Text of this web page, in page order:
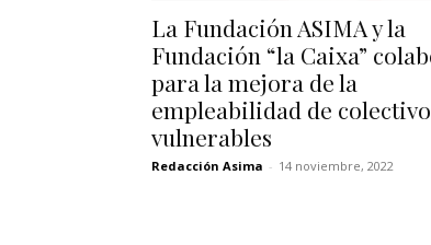
La Fundación ASIMA y la
Fundación “la Caixa”
para la mejora de la
empleabilidad de
vulnerables
Redacción Asima - 14 noviembre, 2022